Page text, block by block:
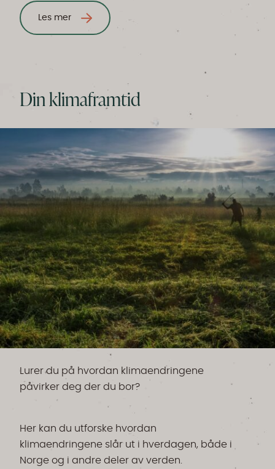
Les mer
Din klimaframtid
Lurer du på hvordan klimaendringene
påvirker deg der du bor?
Her kan du utforske hvordan
klimaendringene slår ut i hverdagen, både i
Norge og i andre deler av verden.